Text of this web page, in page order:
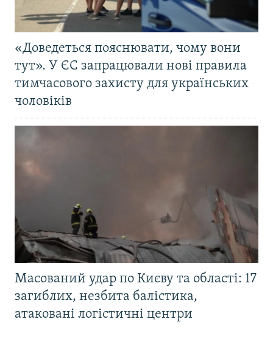
«Доведеться пояснювати, чому вони
тут». У ЄС запрацювали нові правила
тимчасового захисту для українських
чоловіків
Масований удар по Києву та області: 17
загиблих, незбита балістика,
атаковані логістичні центри